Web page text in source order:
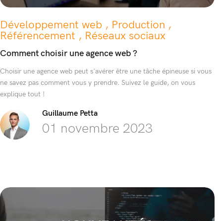
Développement web , Production ,
Référencement , Réseaux sociaux
Comment choisir une agence web ?
Choisir une agence web peut s'avérer être une tâche épineuse si vous
ne savez pas comment vous y prendre. Suivez le guide, on vous
explique tout !
Guillaume Petta
01 novembre 2023